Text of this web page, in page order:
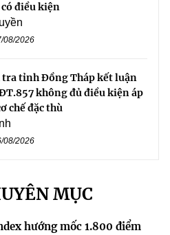
điều kiện
08/2026
tra tỉnh Đồng Tháp kết luận
không đủ điều kiện áp
chế đặc thù
08/2026
MỤC
hướng mốc 1.800 điểm